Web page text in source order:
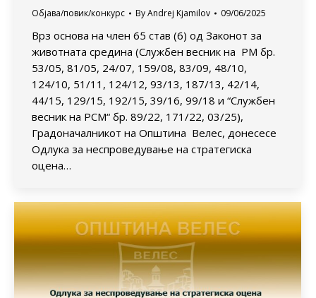
Објава/повик/конкурс ByAndrej Kjamilov 09/06/2025
Врз основа на член 65 став (6) од Законот за
животната средина (Службен весник на РМ бр.
53/05, 81/05, 24/07, 159/08, 83/09, 48/10,
124/10, 51/11, 124/12, 93/13, 187/13, 42/14,
44/15, 129/15, 192/15, 39/16, 99/18 и “Службен
весник на РСМ“ бр. 89/22, 171/22, 03/25),
Градоначалникот на Општина Велес, донесесе
Одлука за неспроведување на стратегиска
оцена…